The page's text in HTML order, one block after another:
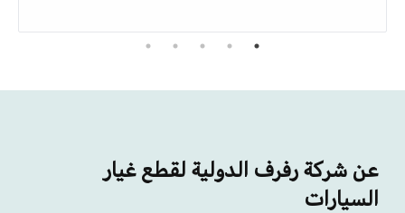
عن شركة رفرف الدولية لقطع غيار
السيارات